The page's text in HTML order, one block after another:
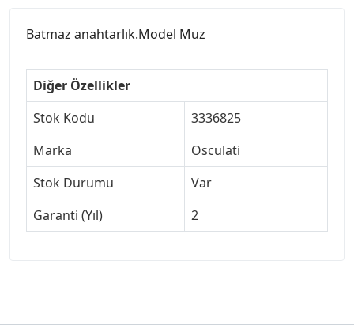
Batmaz anahtarlık.Model Muz
Diğer Özellikler
Stok Kodu
3336825
Marka
Osculati
Stok Durumu
Var
Garanti (Yıl)
2